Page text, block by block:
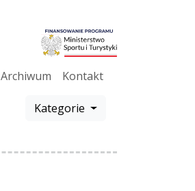
Archiwum Kontakt
Kategorie